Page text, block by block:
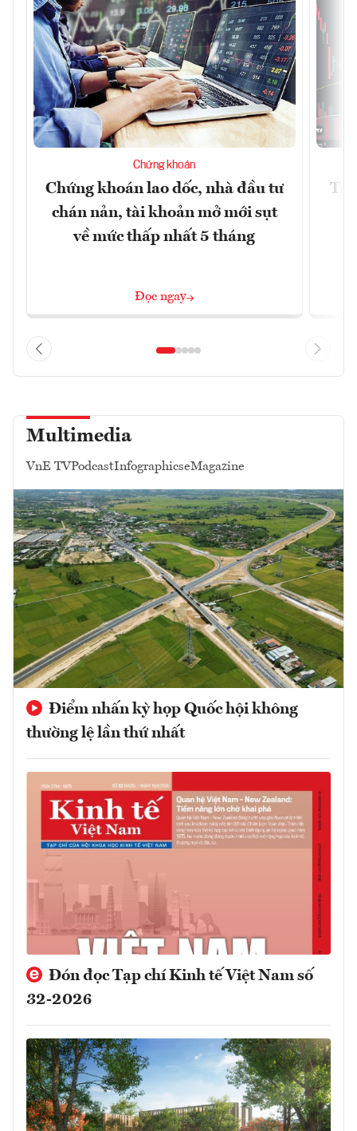
Chứng khoán
Chứng khoán lao dốc, nhà đầu tư
chán nản, tài khoản mở mới sụt
về mức thấp nhất 5 tháng
Đọc ngay
Trụ
Multimedia
VnE TVPodcastInfographicseMagazine
Điểm nhấn kỳ họp Quốc hội không
thường lệ lần thứ nhất
Đón đọc Tạp chí Kinh tế Việt Nam số
32-2026